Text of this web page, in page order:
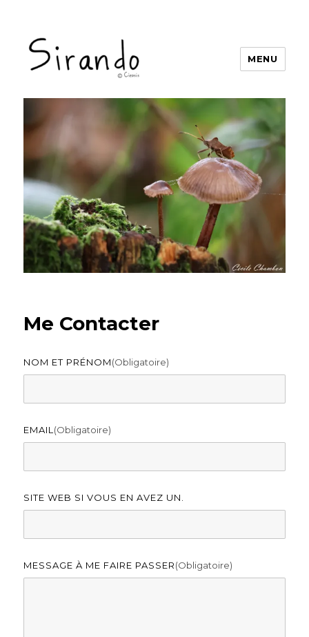
MENU
Me Contacter
NOM ET PRÉNOM(obligatoire)
EMAIL (obligatoire)
SITE WEB SI VOUS EN AVEZ UN.
MESSAGE À ME FAIRE PASSER(obligatoire)